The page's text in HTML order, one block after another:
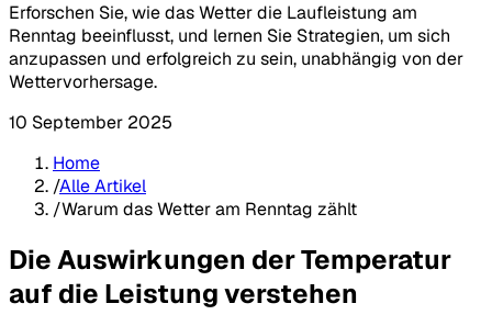
Erforschen Sie, wie das Wetter die Laufleistung am
Renntag beeinflusst, und lernen Sie Strategien, um sich
anzupassen und erfolgreich zu sein, unabhängig von der
Wettervorhersage.
10 September 2025
Home
/Alle Artikel
/Warum das Wetter am Renntag zählt
Die Auswirkungen der Temperatur
auf die Leistung verstehen